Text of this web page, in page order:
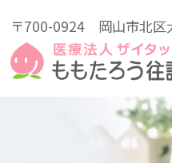
〒700-0924 岡山市北区